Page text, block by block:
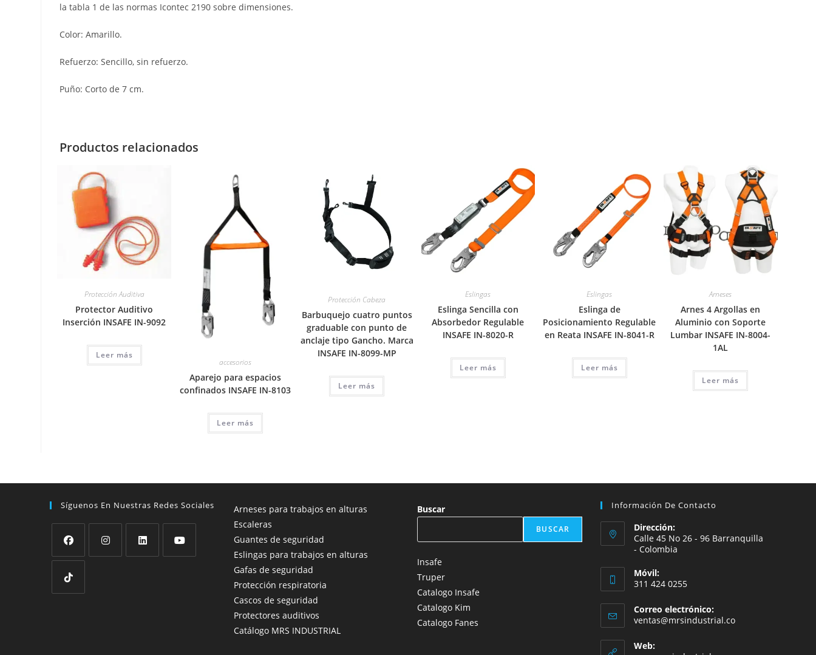
la tabla 1 de las normas Icontec 2190 sobre dimensiones.
Color: Amarillo.
Refuerzo: Sencillo, sin refuerzo.
Puño: Corto de 7 cm.
Productos relacionados
Protección Auditiva
Protector Auditivo
Inserción INSAFE IN-9092
Leer más
accesorios
Aparejo para espacios
confinados INSAFE IN-8103
Leer más
Protección Cabeza
Barbuquejo cuatro puntos
graduable con punto de
anclaje tipo Gancho. Marca
INSAFE IN-8099-MP
Leer más
Eslingas
Eslinga Sencilla con
Absorbedor Regulable
INSAFE IN-8020-R
Leer más
Eslingas
Eslinga de
Posicionamiento Regulable
en Reata INSAFE IN-8041-R
Leer más
Arneses
Arnes 4 Argollas en
Aluminio con Soporte
Lumbar INSAFE IN-8004-
1AL
Leer más
Síguenos En Nuestras Redes Sociales
Se
abre
en
Arneses para trabajos en alturas
Escaleras
Guantes de seguridad
Eslingas para trabajos en alturas
Gafas de seguridad
Protección respiratoria
Cascos de seguridad
Protectores auditivos
Catálogo MRS INDUSTRIAL
Buscar
BUSCAR
Insafe
Truper
Catalogo Insafe
Catalogo Kim
Catalogo Fanes
Información De Contacto
Dirección:
Calle 45 No 26 - 96 Barranquilla
- Colombia
Móvil:
311 424 0255
Correo electrónico:
ventas@mrsindustrial.coSe
Web: